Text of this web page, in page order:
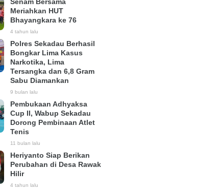
Meriahkan HUT
Bhayangkara ke 76
4 tahun lalu
Polres Sekadau Berhasil
Bongkar Lima Kasus
Narkotika, Lima
Tersangka dan 6,8 Gram
Sabu Diamankan
9 bulan lalu
Pembukaan Adhyaksa
Cup II, Wabup Sekadau
Dorong Pembinaan Atlet
Tenis
11 bulan lalu
Heriyanto Siap Berikan
Perubahan di Desa Rawak
Hilir
4 tahun lalu